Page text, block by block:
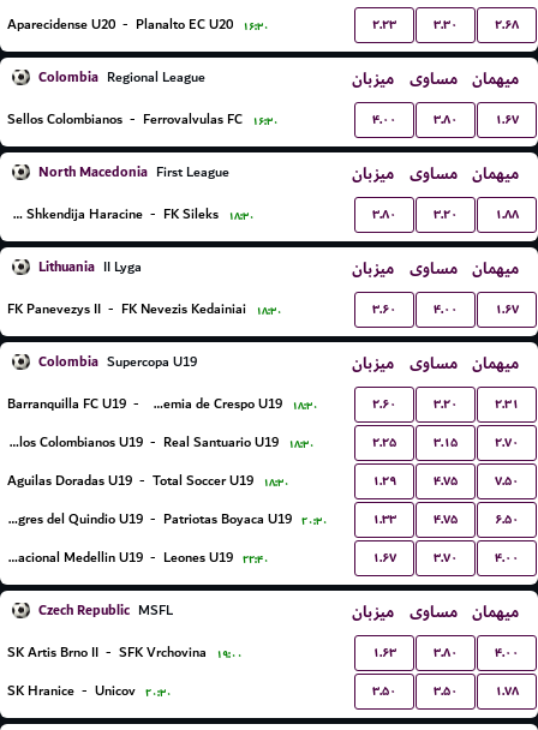
Aparecidense U20 - Planalto EC U20 ۱۶:۳۰ ۲.۲۳ ۳.۳۰ ۲.۶۸
Colombia Regional League میزبان مساوی میهمان
Sellos Colombianos - Ferrovalvulas FC ۱۶:۳۰ ۴.۰۰ ۳.۸۰ ۱.۶۷
North Macedonia First League میزبان مساوی میهمان
KF Shkendija Haracine - FK Sileks ۱۸:۳۰ ۳.۸۰ ۳.۲۰ ۱.۸۸
Lithuania II Lyga میزبان مساوی میهمان
FK Panevezys II - FK Nevezis Kedainiai ۱۸:۳۰ ۳.۶۰ ۴.۰۰ ۱.۶۷
Colombia Supercopa U19 میزبان مساوی میهمان
Barranquilla FC U19 - Academia de Crespo U19 ۱۸:۳۰ ۲.۶۰ ۳.۲۰ ۲.۳۱
Sellos Colombianos U19 - Real Santuario U19 ۱۸:۳۰ ۲.۲۵ ۳.۱۵ ۲.۷۰
Aguilas Doradas U19 - Total Soccer U19 ۱۸:۳۰ ۱.۲۹ ۴.۷۵ ۷.۵۰
Tigres del Quindio U19 - Patriotas Boyaca U19 ۲۰:۳۰ ۱.۳۳ ۴.۷۵ ۶.۵۰
Atletico Nacional Medellin U19 - Leones U19 ۲۲:۴۰ ۱.۶۷ ۳.۷۰ ۴.۰۰
Czech Republic MSFL میزبان مساوی میهمان
SK Artis Brno II - SFK Vrchovina ۱۹:۰۰ ۱.۶۳ ۳.۸۰ ۴.۰۰
SK Hranice - Unicov ۲۰:۳۰ ۳.۵۰ ۳.۵۰ ۱.۷۸